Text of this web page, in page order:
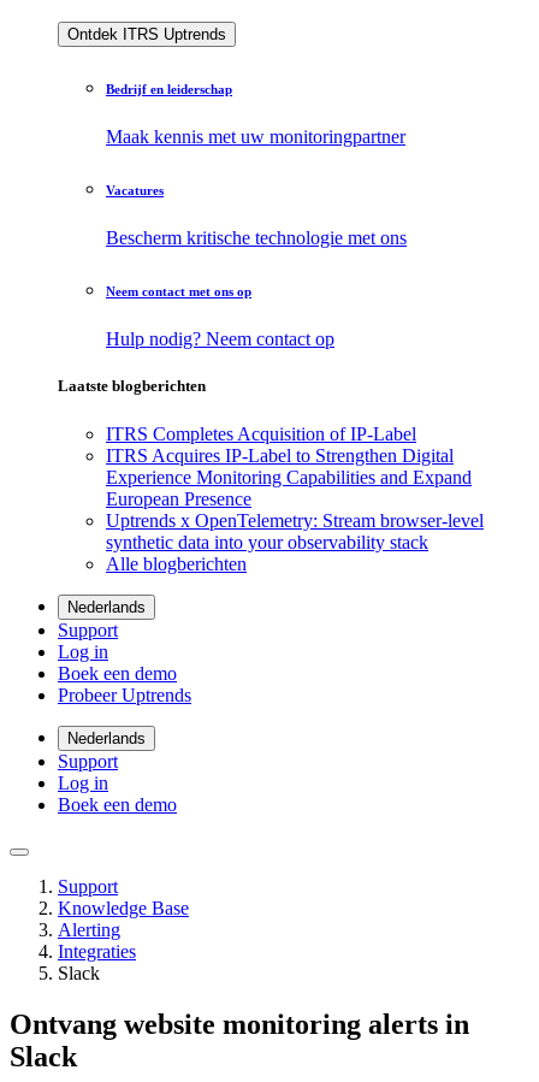
Ontdek ITRS Uptrends
Bedrijf en leiderschap
Maak kennis met uw monitoringpartner
Vacatures
Bescherm kritische technologie met ons
Neem contact met ons op
Hulp nodig? Neem contact op
Laatste blogberichten
ITRS Completes Acquisition of IP-Label
ITRS Acquires IP-Label to Strengthen Digital
Experience Monitoring Capabilities and Expand
European Presence
Uptrends x OpenTelemetry: Stream browser-level
synthetic data into your observability stack
Alle blogberichten
Nederlands
Support
Log in
Boek een demo
Probeer Uptrends
Nederlands
Support
Log in
Boek een demo
Support
Knowledge Base
Alerting
Integraties
Slack
Ontvang website monitoring alerts in
Slack